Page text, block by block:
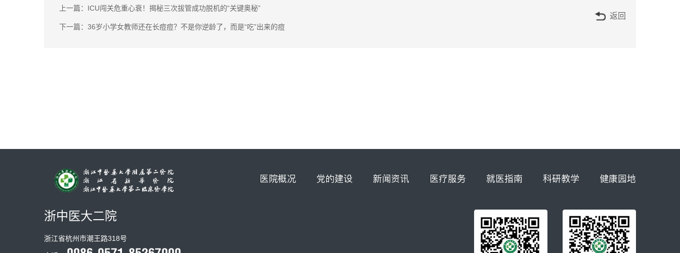
上一篇：ICU闯关危重心衰！揭秘三次拔管成功脱机的“关键奥秘”
下一篇：36岁小学女教师还在长痘痘？不是你逆龄了，而是“吃”出来的痘
返回
医院概况 党的建设 新闻资讯 医疗服务 就医指南 科研教学 健康园地
浙中医大二院
浙江省杭州市潮王路318号